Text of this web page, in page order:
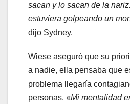
sacan y lo sacan de la nariz.
estuviera golpeando un
dijo Sydney.
Wiese aseguró que su
a nadie, ella pensaba que
problema llegaría
personas. «Mi mentalidad